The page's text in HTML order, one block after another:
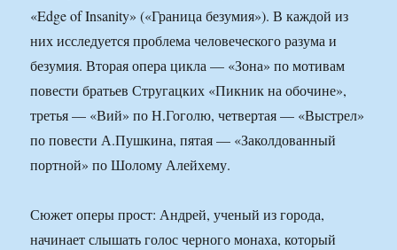
«Edge of Insanity» («Граница безумия»). В каждой из
них исследуется проблема человеческого разума и
безумия. Вторая опера цикла — «Зона» по мотивам
повести братьев Стругацких «Пикник на обочине»,
третья — «Вий» по Н.Гоголю, четвертая — «Выстрел»
по повести А.Пушкина, пятая — «Заколдованный
портной» по Шолому Алейхему.
Сюжет оперы прост: Андрей, ученый из города,
начинает слышать голос черного монаха, который